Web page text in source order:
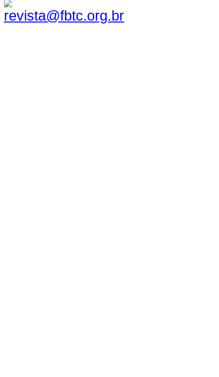
revista@fbtc.org.br